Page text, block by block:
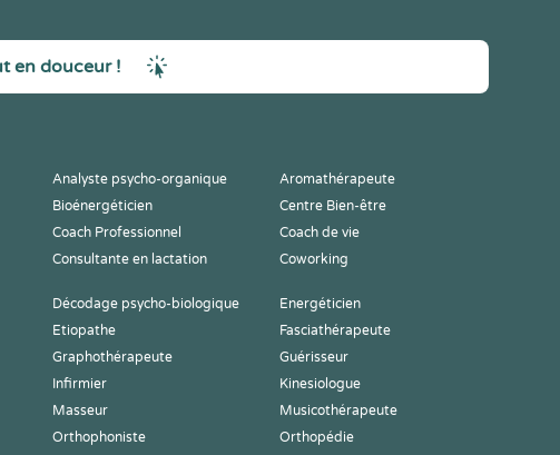
en douceur !
Analyste psycho-organique
Aromathérapeute
Bioénergéticien
Centre Bien-être
Coach Professionnel
Coach de vie
Consultante en lactation Coworking
Décodage psycho-biologique
Energéticien
Etiopathe
Fasciathérapeute
Graphothérapeute
Guérisseur
Infirmier
Kinesiologue
Masseur
Musicothérapeute
Orthophoniste
Orthopédie